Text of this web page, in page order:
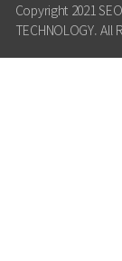
Copyright 2021
TECHNOLOGY. All